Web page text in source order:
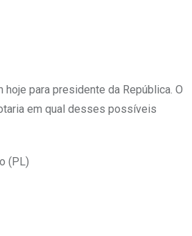
para presidente da República. O
em qual desses possíveis
(PL)